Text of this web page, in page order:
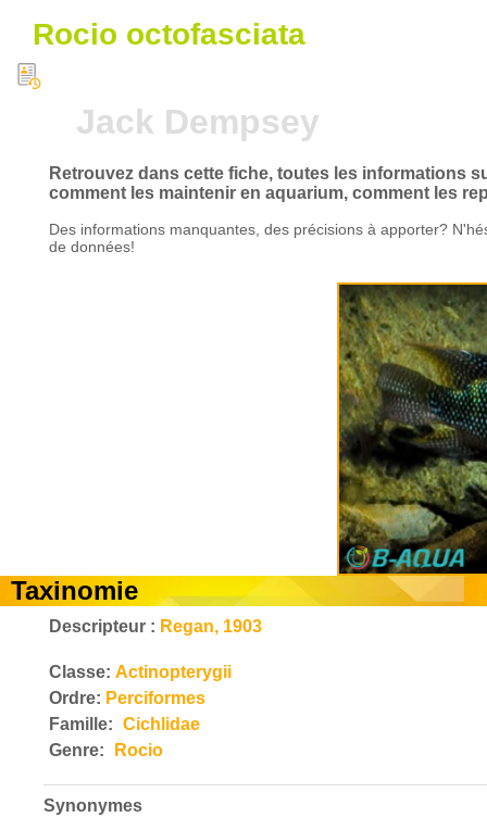
Rocio octofasciata
Jack Dempsey
Retrouvez dans cette fiche, toutes les informations
comment les maintenir en aquarium, comment les
Des informations manquantes, des précisions à apporter?
de données!
Taxinomie
Descripteur : Regan, 1903
Classe: Actinopterygii
Ordre: Perciformes
Famille: Cichlidae
Genre:
Rocio
Synonymes